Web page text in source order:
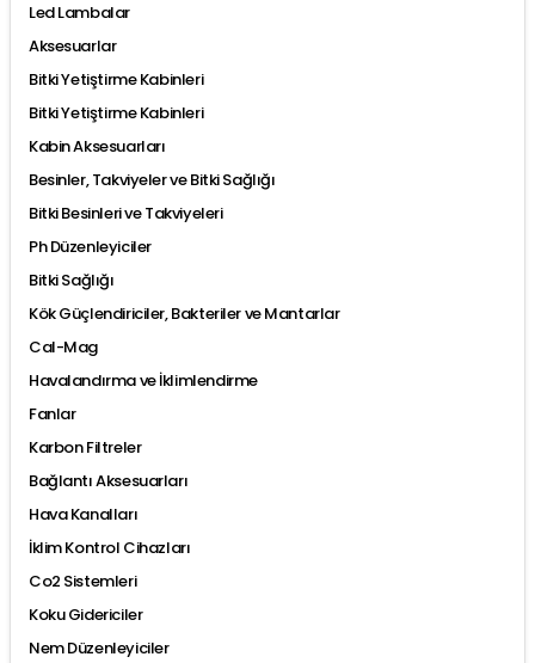
Led Lambalar
Aksesuarlar
Bitki Yetiştirme Kabinleri
Bitki Yetiştirme Kabinleri
Kabin Aksesuarları
Besinler, Takviyeler ve Bitki Sağlığı
Bitki Besinleri ve Takviyeleri
Ph Düzenleyiciler
Bitki Sağlığı
Kök Güçlendiriciler, Bakteriler ve Mantarlar
Cal-Mag
Havalandırma ve İklimlendirme
Fanlar
Karbon Filtreler
Bağlantı Aksesuarları
Hava Kanalları
İklim Kontrol Cihazları
Co2 Sistemleri
Koku Gidericiler
Nem Düzenleyiciler